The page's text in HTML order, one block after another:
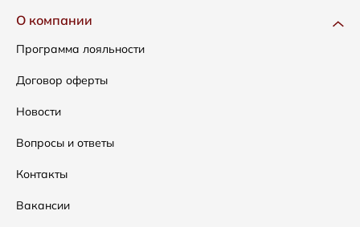
Одежда
Сумки
Аксессуары
Распродажа
Подарочные сертификаты
Доставка и оплата
Как оформить заказ
Условия возвратов
Таблица размеров
Уход за одеждой
О компании
Программа лояльности
Договор оферты
Новости
Вопросы и ответы
Контакты
Вакансии